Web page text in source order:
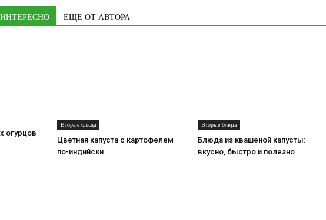
ЕЩЕ ОТ АВТОРА
огурцов
Вторые блюда
Цветная капуста с картофелем
по-индийски
Вторые блюда
Блюда из квашеной капусты:
вкусно, быстро и полезно